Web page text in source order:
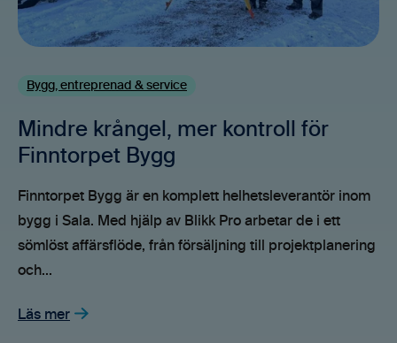
Bygg, entreprenad & service
Mindre krångel, mer kontroll för
Finntorpet Bygg
Finntorpet Bygg är en komplett helhetsleverantör inom
bygg i Sala. Med hjälp av Blikk Pro arbetar de i ett
sömlöst affärsflöde, från försäljning till projektplanering
och...
Läs mer